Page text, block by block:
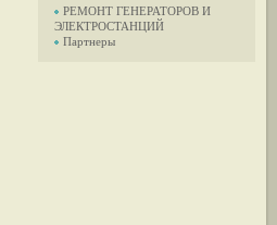
РЕМОНТ ГЕНЕРАТОРОВ И
ЭЛЕКТРОСТАНЦИЙ
Партнеры